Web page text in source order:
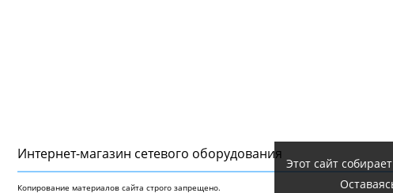
Интернет-магазин сетeвого оборудования
Копирование материалов сайта строго запрещено.
Этот сайт